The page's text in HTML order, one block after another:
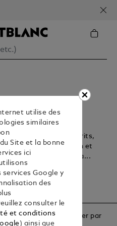
350€
1000€
de marquer les esprits,
allient sophistication et
de cadeaux importa...
Trier par
utilise des
similaires
Site et la bonne
ici
Google y
des
consulter le
et conditions
) ainsi que